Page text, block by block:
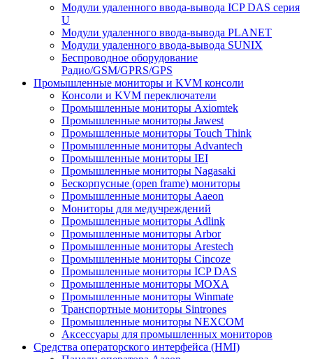
Модули удаленного ввода-вывода ICP DAS серия
U
Модули удаленного ввода-вывода PLANET
Модули удаленного ввода-вывода SUNIX
Беспроводное оборудование
Радио/GSM/GPRS/GPS
Промышленные мониторы и KVM консоли
Консоли и KVM переключатели
Промышленные мониторы Axiomtek
Промышленные мониторы Jawest
Промышленные мониторы Touch Think
Промышленные мониторы Advantech
Промышленные мониторы IEI
Промышленные мониторы Nagasaki
Бескорпусные (open frame) мониторы
Промышленные мониторы Aaeon
Мониторы для медучреждений
Промышленные мониторы Adlink
Промышленные мониторы Arbor
Промышленные мониторы Arestech
Промышленные мониторы Cincoze
Промышленные мониторы ICP DAS
Промышленные мониторы MOXA
Промышленные мониторы Winmate
Транспортные мониторы Sintrones
Промышленные мониторы NEXCOM
Аксессуары для промышленных мониторов
Средства операторского интерфейса (HMI)